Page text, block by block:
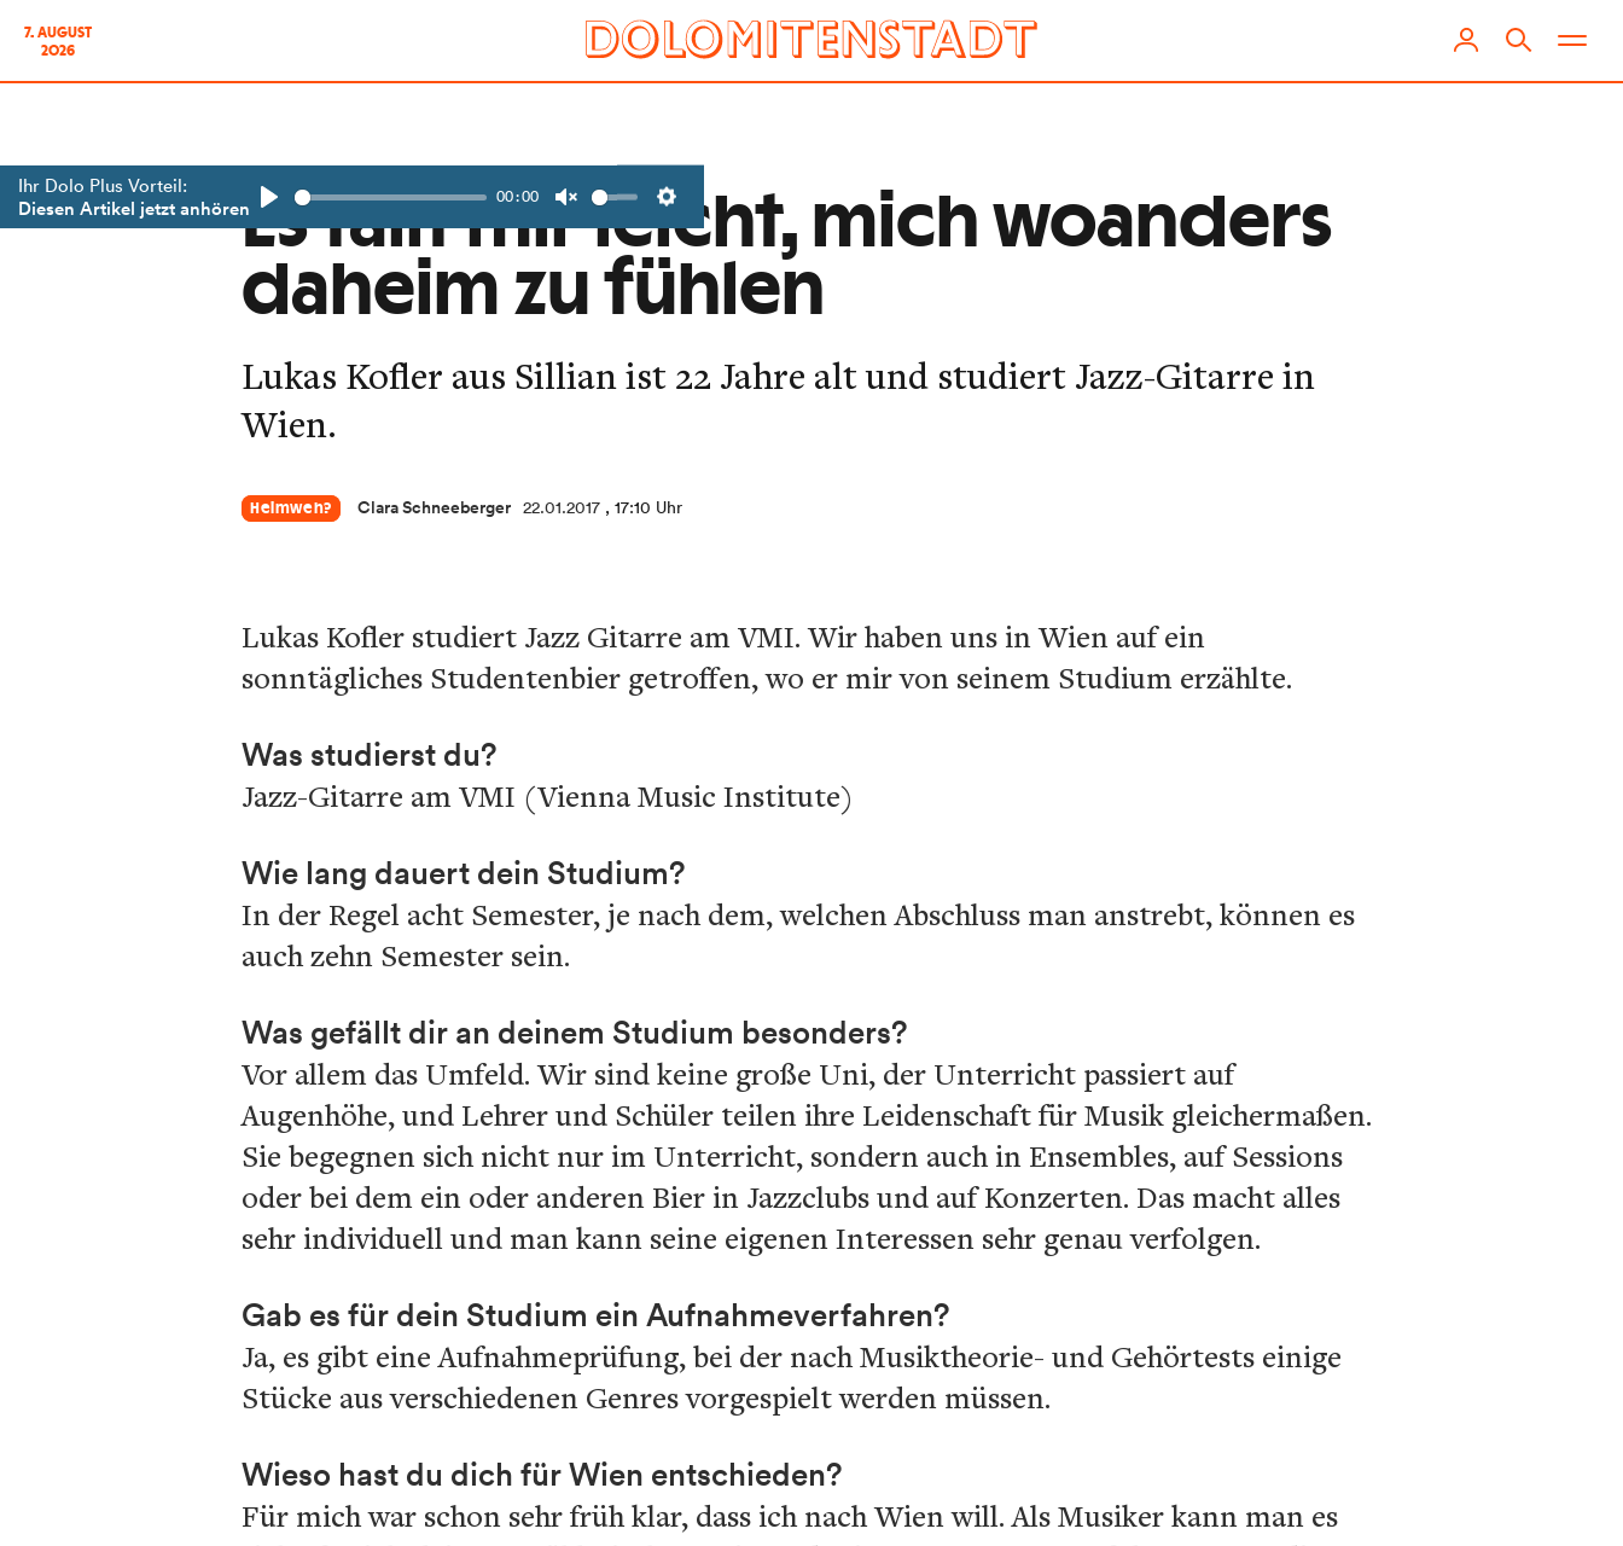
7. AUGUST
2026
Ihr Dolo Plus Vorteil:
Diesen Artikel jetzt anhören 00:00
Settings
Es fällt mir leicht, mich woanders
daheim zu fühlen
Lukas Kofler aus Sillian ist 22 Jahre alt und studiert Jazz-Gitarre in
Wien.
Heimweh? Clara Schneeberger 22.01.2017 , 17:10 Uhr
Lukas Kofler studiert Jazz Gitarre am VMI. Wir haben uns in Wien auf ein
sonntägliches Studentenbier getroffen, wo er mir von seinem Studium erzählte.
Was studierst du?
Jazz-Gitarre am VMI (Vienna Music Institute)
Wie lang dauert dein Studium?
In der Regel acht Semester, je nach dem, welchen Abschluss man anstrebt, können es
auch zehn Semester sein.
Was gefällt dir an deinem Studium besonders?
Vor allem das Umfeld. Wir sind keine große Uni, der Unterricht passiert auf
Augenhöhe, und Lehrer und Schüler teilen ihre Leidenschaft für Musik gleichermaßen.
Sie begegnen sich nicht nur im Unterricht, sondern auch in Ensembles, auf Sessions
oder bei dem ein oder anderen Bier in Jazzclubs und auf Konzerten. Das macht alles
sehr individuell und man kann seine eigenen Interessen sehr genau verfolgen.
Gab es für dein Studium ein Aufnahmeverfahren?
Ja, es gibt eine Aufnahmeprüfung, bei der nach Musiktheorie- und Gehörtests einige
Stücke aus verschiedenen Genres vorgespielt werden müssen.
Wieso hast du dich für Wien entschieden?
Für mich war schon sehr früh klar, dass ich nach Wien will. Als Musiker kann man es